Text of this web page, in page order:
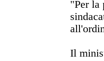
"Per la
Il